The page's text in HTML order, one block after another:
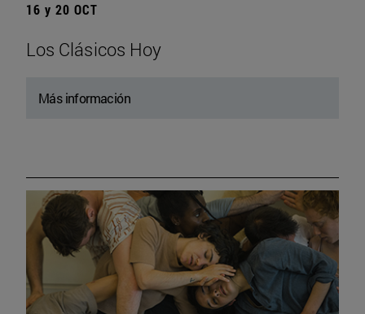
16 y 20 OCT
Los Clásicos Hoy
Más información